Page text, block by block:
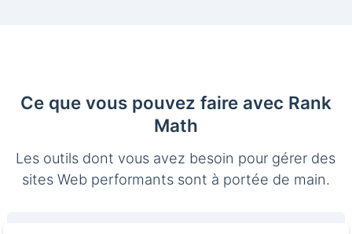
Ce que vous pouvez faire avec Rank
Math
Les outils dont vous avez besoin pour gérer des
sites Web performants sont à portée de main.